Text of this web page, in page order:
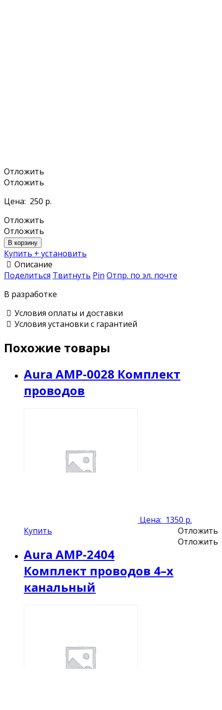
Отложить
Отложить
Цена: 250 р.
Отложить
Отложить
В корзину
Купить + установить
Описание
Поделиться Твитнуть Pin Отпр. по эл. почте
В разработке
Условия оплаты и доставки
Условия установки с гарантией
Похожие товары
Aura AMP-0028 Комплект
проводов
Цена: 1350 р.
Купить
Отложить
Отложить
Aura AMP-2404
Комплект проводов 4–х
канальный